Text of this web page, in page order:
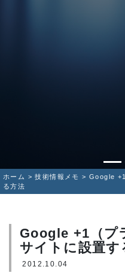
ホーム >技術情報メモ >Google
る方法
Google +1（プ
サイトに設置す
2012.10.04